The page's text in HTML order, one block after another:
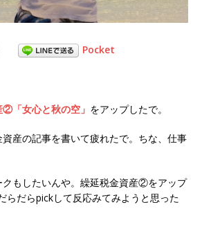
Pocket
「女心と秋の空」 をアップしたで。
産の記事を書いて疲れたで。ちな、仕事
クもしたいんや。繰延税金資産②をアップ
らだらpickして反応みてみようと思った